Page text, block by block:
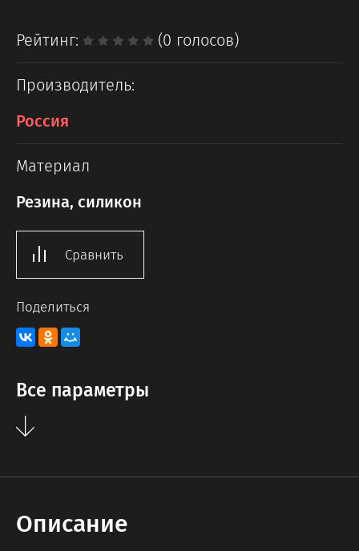
Рейтинг: (0 голосов)
Производитель:
Россия
Материал
Резина, силикон
Сравнить
Поделиться
Все параметры
Описание